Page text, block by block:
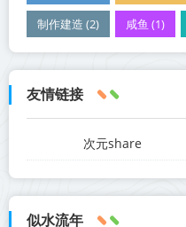
制作建造 (2) 咸鱼 (1)
友情链接
次元share
似水流年